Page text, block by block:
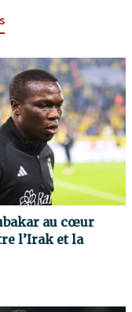
au cœur
l’Irak et la